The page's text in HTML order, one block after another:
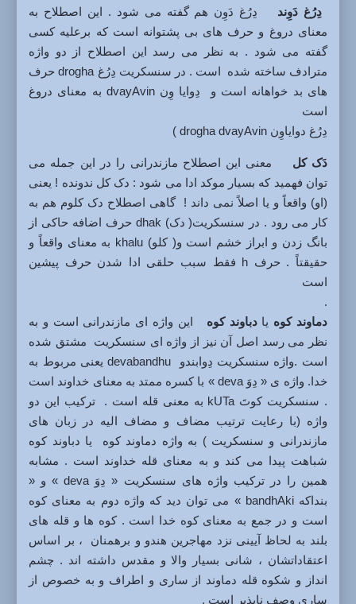
دِرُغ دَوِند دِرُغ دَوِن هم گفته می شود . این اصطلاح به
معنای دروغ و حرف های بی پشتوانه است که برعلیه کسی
گفته می شود . به نظر می رسد این اصطلاح از دو واژه
مترادف ساخته شده است . در سنسکریت دِرُغ drogha حرف
های بد خواهانه است و دِوایا وِن dvayAvin به معنای دروغ
است
دِرُغ دوایاوِن drogha dvayAvin )
دَک کل
معنی این اصطلاح مازندرانی را در این جمله می
توان فهمید که بسیار موکد ادا می شود : دک کل ندونده ! یعنی
(او) واقعاً و یا اصلاً نمی داند ! گاهی اصطلاح دک کلوم هم به
کار می رود . در سنسکریت( دک) dhak حرف اضافه حاکی از
بانگ زدن و ابراز خشم است و( کلو) khalu به معنای واقعاً و
حقیقتاً . حرف h فقط سبب حلقی ادا شدن حرف پیشین
است
.
دماوند کوه یادباوند کوه
این واژه ای مازندرانی است و به
نظر می رسد اصل آن نیز از واژه ای سنسکریت مشتق شده
است .واژه سنسکریت دِوابندو devabandhu یعنی مربوط به
خدا. واژه ی « دِوَ deva » با کسره ممتد به معنای خداوند است
. سنسکریت کوتَ kUTa به معنی قله است . ترکیب این دو
واژه (با رعایت ترتیب مضاف و مضاف الیه در زبان های
مازندرانی و سنسکریت ) به واژه دماوند کوه یا دباوند کوه
شباهت پیدا می کند و به معنای قله خداوند است . مشابه
همین را در ترکیب واژه های سنسکریت « دِوَ deva » و «
بنداکه bandhAki » می توان دید که واژه دوم به معنای کوه
است و در جمع به معنای کوه خدا است . کوه ها و قله های
بلند به لحاظ آیینی نزد مهاجرین هندو و برهمنان ، بر اساس
اعتقاداتشان ، شانی بسیار والا و مقدس داشته اند . چشم
انداز و شکوه قله دماوند از ساری و اطراف و به خصوص از
ساری وصف ناپذیر است .